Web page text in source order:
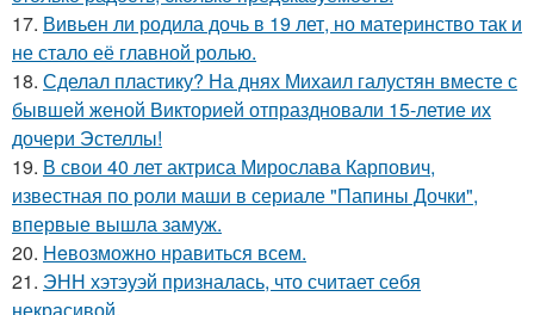
17. Вивьен ли родила дочь в 19 лет, но материнство так и
не стало её главной ролью.
18. Сделал пластику? На днях Михаил галустян вместе с
бывшей женой Викторией отпраздновали 15-летие их
дочери Эстеллы!
19. В свои 40 лет актриса Мирослава Карпович,
известная по роли маши в сериале "Папины Дочки",
впервые вышла замуж.
20. Heвозможно нравиться всем.
21. ЭНН хэтэуэй призналась, что считает себя
некрасивой.